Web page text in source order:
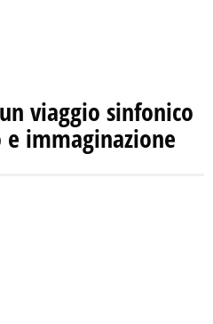
viaggio sinfonico
immaginazione